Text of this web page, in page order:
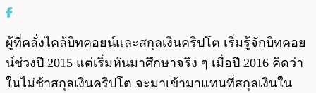
ผู้ที่คลั่งไคล้บิทคอยน์และสกุลเงินคริปโต เริ่มรู้จักบิทคอย
น์ช่วงปี 2015 แต่เริ่มหันมาศึกษาจริง ๆ เมื่อปี 2016 คิดว่า
ในไม่ช้าสกุลเงินคริปโต จะมาเข้ามาแทนที่สกุลเงินใน